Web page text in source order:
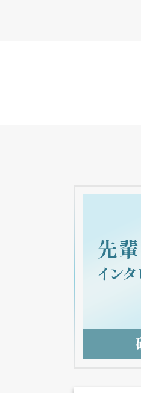
農研機構 新規職員採用